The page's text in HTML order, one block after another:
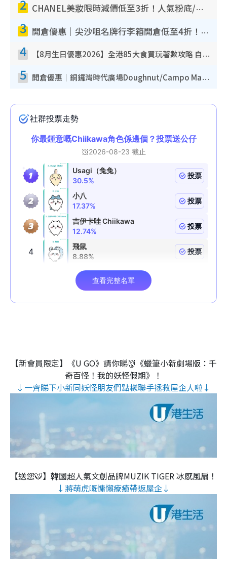
2 CHANEL美妝限時減價低至3折！人氣粉底/唇膏/精華液低至$275！COCO香水都有平
3 開倉優惠｜尖沙咀名牌行李箱開倉低至4折！一連5日 American Tourister/ace./Hallmark $200起！
4 【8月生日優惠2026】全港85大食買玩著數攻略 自助餐/火鍋放題同行免費＋誠品/DONKI送現金券
5 開倉優惠｜銅鑼灣時代廣場Doughnut/Campo Marzio開倉低至1折！背囊、書包、手袋劈價$200起
【新會員限定】《U GO》請你睇👹《蠟筆小新劇場版：千
奇百怪！我的妖怪假期》！
↓一齊睇下小新同妖怪朋友們點樣聯手拯救屋企人啦↓
【送您🐯】韓國超人氣文創品牌MUZIK TIGER 冰感風扇！
↓將萌虎嘅慵懶療癒帶返屋企↓